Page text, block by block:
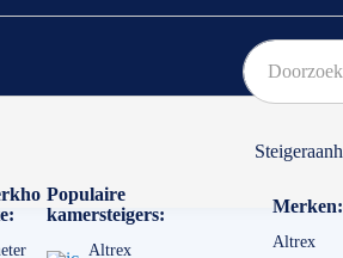
Populaire
kamersteigers:
Altrex
Merken:
Altrex